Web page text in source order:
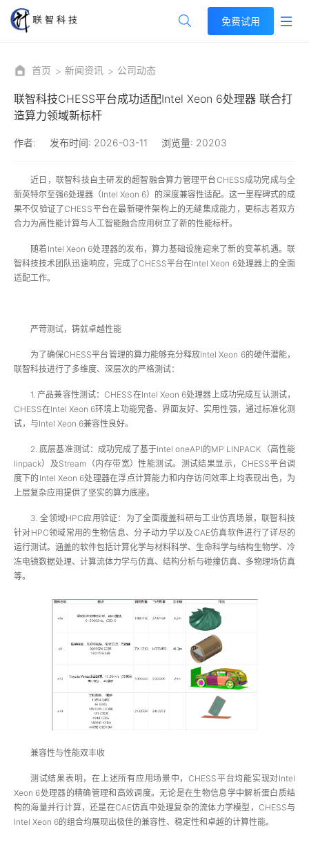
免费试用
首页 新闻资讯 公司动态
联智科技CHESS平台成功适配Intel Xeon 6处理器 联合打
造算力领域新标杆
作者: 发布时间: 2026-03-11 浏览量: 20203
近日，联智科技自主研发的超智融合算力管理平台CHESS成功完成与全
新英特尔至强6处理器（Intel Xeon 6）的深度兼容性适配。这一里程碑式的成
果不仅验证了CHESS平台在最新硬件架构上的无缝集成能力，更标志着双方
合力为高性能计算与人工智能融合应用树立了新的性能标杆。
随着Intel Xeon 6处理器的发布，算力基础设施迎来了新的变革机遇。联
智科技技术团队迅速响应，完成了CHESS平台在Intel Xeon 6处理器上的全面
适配工作。
严苛测试，铸就卓越性能
为了确保CHESS平台管理的算力能够充分释放Intel Xeon 6的硬件潜能，
联智科技进行了多维度、深层次的严格测试：
1. 产品兼容性测试：CHESS在Intel Xeon 6处理器上成功完成互认测试，
CHESS在Intel Xeon 6环境上功能完备、界面友好、实用性强，通过标准化测
试，与Intel Xeon 6兼容性良好。
2. 底层基准测试：成功完成了基于Intel oneAPI的MP LINPACK（高性能
linpack）及Stream（内存带宽）性能测试。测试结果显示，CHESS平台调
度下的Intel Xeon 6处理器在浮点计算能力和内存访问效率上均表现出色，为
上层复杂应用提供了坚实的算力底座。
3. 全领域HPC应用验证：为了全面覆盖科研与工业仿真场景，联智科技
针对HPC领域常用的生物信息、分子动力学以及CAE仿真软件进行了详尽的
运行测试。涵盖的软件包括计算化学与材料科学、生命科学与结构生物学、冷
冻电镜数据处理、计算流体力学与仿真、结构分析与碰撞仿真、多物理场仿真
等。
兼容性与性能双丰收
测试结果表明，在上述所有应用场景中，CHESS平台均能实现对Intel
Xeon 6处理器的精确管理和高效调度。无论是在生物信息学中解析蛋白质结
构的海量并行计算，还是在CAE仿真中处理复杂的流体力学模型，CHESS与
Intel Xeon 6的组合均展现出极佳的兼容性、稳定性和卓越的计算性能。